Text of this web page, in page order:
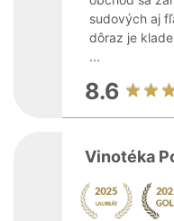
sudových aj
dôraz je
...
8.6
Vinotéka